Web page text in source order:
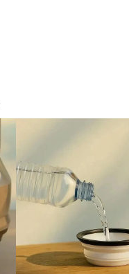
Zubehör für Urlaub mit